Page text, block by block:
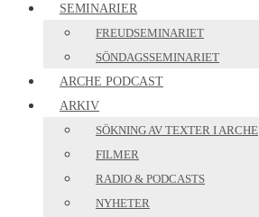
SEMINARIER
FREUDSEMINARIET
SÖNDAGSSEMINARIET
ARCHE PODCAST
ARKIV
SÖKNING AV TEXTER I ARCHE
FILMER
RADIO & PODCASTS
NYHETER